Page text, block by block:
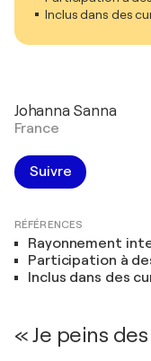
Inclus dans des
Johanna Sanna
France
Suivre
RÉFÉRENCES
Rayonnement
Participation à
Inclus dans des
« Je peins